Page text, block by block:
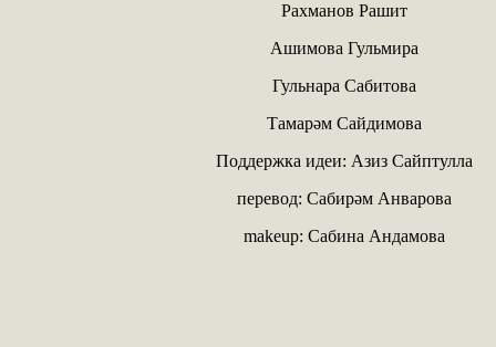
Рахманов Рашит
Ашимова Гульмира
Гульнара Сабитова
Тамарәм Сайдимова
Поддержка идеи: Азиз Сайптулла
перевод: Сабирәм Анварова
makeup: Сабина Андамова